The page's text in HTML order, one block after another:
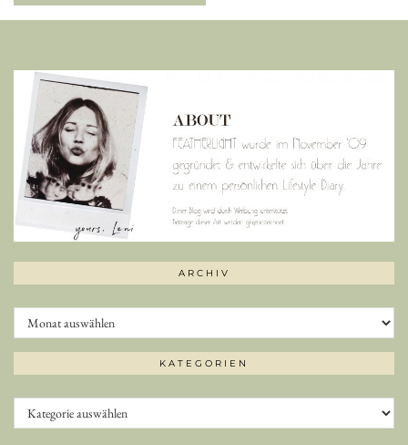
ARCHIV
Archiv
KATEGORIEN
Kategorien